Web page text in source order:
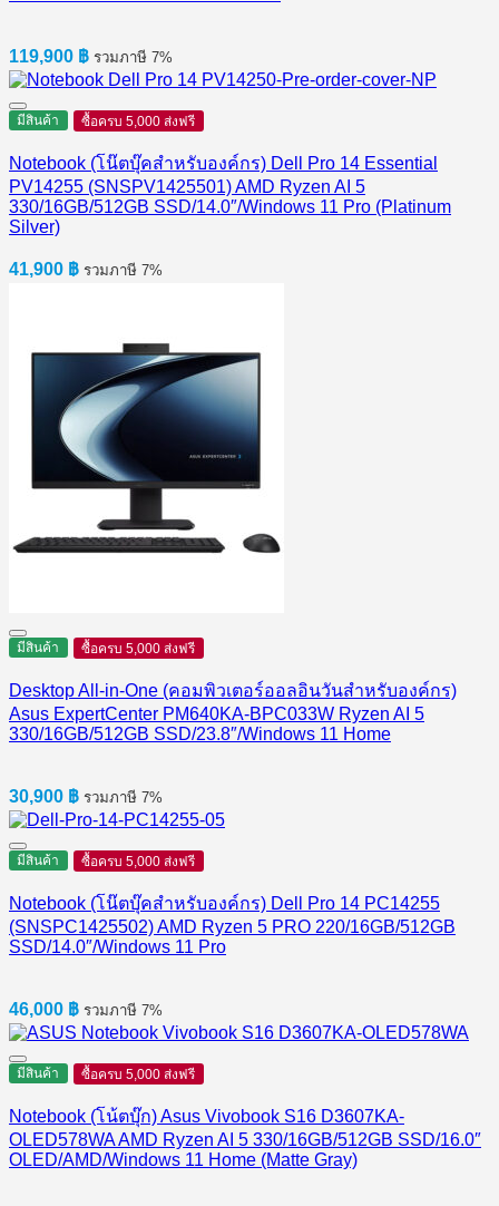
119,900 ฿ รวมภาษี 7%
มีสินค้า ซื้อครบ 5,000 ส่งฟรี
Notebook (โน๊ตบุ๊คสำหรับองค์กร) Dell Pro 14 Essential
PV14255 (SNSPV1425501) AMD Ryzen AI 5
330/16GB/512GB SSD/14.0″/Windows 11 Pro (Platinum
Silver)
41,900 ฿ รวมภาษี 7%
มีสินค้า ซื้อครบ 5,000 ส่งฟรี
Desktop All-in-One (คอมพิวเตอร์ออลอินวันสำหรับองค์กร)
Asus ExpertCenter PM640KA-BPC033W Ryzen AI 5
330/16GB/512GB SSD/23.8″/Windows 11 Home
30,900 ฿ รวมภาษี 7%
มีสินค้า ซื้อครบ 5,000 ส่งฟรี
Notebook (โน๊ตบุ๊คสำหรับองค์กร) Dell Pro 14 PC14255
(SNSPC1425502) AMD Ryzen 5 PRO 220/16GB/512GB
SSD/14.0″/Windows 11 Pro
46,000 ฿ รวมภาษี 7%
มีสินค้า ซื้อครบ 5,000 ส่งฟรี
Notebook (โน้ตบุ๊ก) Asus Vivobook S16 D3607KA-
OLED578WA AMD Ryzen AI 5 330/16GB/512GB SSD/16.0″
OLED/AMD/Windows 11 Home (Matte Gray)